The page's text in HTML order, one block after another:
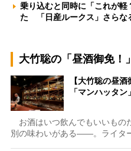
乗り込むと同時に「これが
た 「日産ルークス」さらな
大竹聡の「昼酒御免！」
【大竹聡の昼
「マンハッタ
お酒はいつ飲んでもいいもの
別の味わいがある――。ライタ